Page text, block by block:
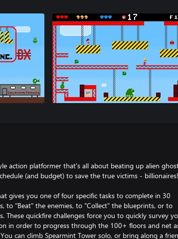
action platformer that's all about beating up alien
(and budget) to save the true victims - billionaires!
gives you one of four specific tasks to complete in 30
to "Beat" the enemies, to "Collect" the blueprints, or to
These quickfire challenges force you to quickly survey
in order to progress through the 100+ floors and net
can climb Spearmint Tower solo, or bring along a